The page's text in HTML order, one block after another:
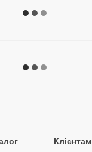
Клієнтам